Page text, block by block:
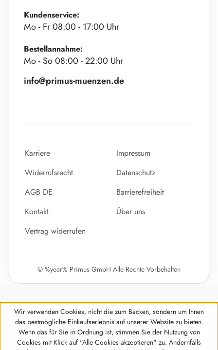
Kundenservice:
Mo - Fr 08:00 - 17:00 Uhr
Bestellannahme:
Mo - So 08:00 - 22:00 Uhr
info@primus-muenzen.de
Karriere
Impressum
Widerrufsrecht
Datenschutz
AGB DE
Barrierefreiheit
Kontakt
Über uns
Vertrag widerrufen
© %year% Primus GmbH Alle Rechte Vorbehalten
Wir verwenden Cookies, nicht die zum Backen, sondern um Ihnen
das bestmögliche Einkaufserlebnis auf unserer Website zu bieten.
Wenn das für Sie in Ordnung ist, stimmen Sie der Nutzung von
Cookies mit Klick auf "Alle Cookies akzeptieren" zu. Andernfalls